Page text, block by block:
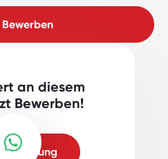
an diesem
Bewerben!